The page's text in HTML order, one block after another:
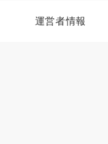
運営者情報